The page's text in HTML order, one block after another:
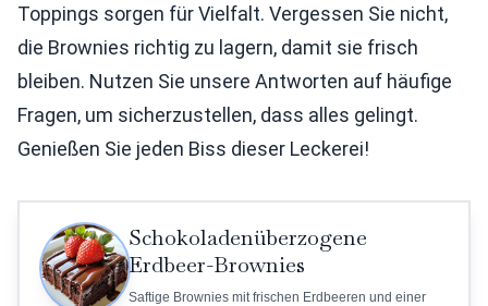
Toppings sorgen für Vielfalt. Vergessen Sie nicht,
die Brownies richtig zu lagern, damit sie frisch
bleiben. Nutzen Sie unsere Antworten auf häufige
Fragen, um sicherzustellen, dass alles gelingt.
Genießen Sie jeden Biss dieser Leckerei!
Schokoladenüberzogene
Erdbeer-Brownies
Saftige Brownies mit frischen Erdbeeren und einer